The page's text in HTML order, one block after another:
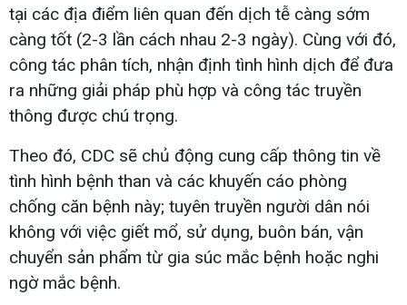
tại các địa điểm liên quan đến dịch tễ càng sớm
càng tốt (2-3 lần cách nhau 2-3 ngày). Cùng với đó,
công tác phân tích, nhận định tình hình dịch để đưa
ra những giải pháp phù hợp và công tác truyền
thông được chú trọng.
Theo đó, CDC sẽ chủ động cung cấp thông tin về
tình hình bệnh than và các khuyến cáo phòng
chống căn bệnh này; tuyên truyền người dân nói
không với việc giết mổ, sử dụng, buôn bán, vận
chuyển sản phẩm từ gia súc mắc bệnh hoặc nghi
ngờ mắc bệnh.